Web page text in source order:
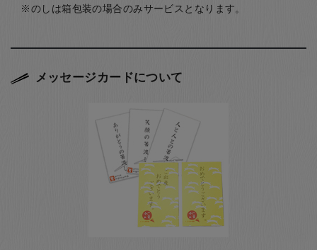
のしは箱包装の場合のみサービスとなります。
メッセージカードについて